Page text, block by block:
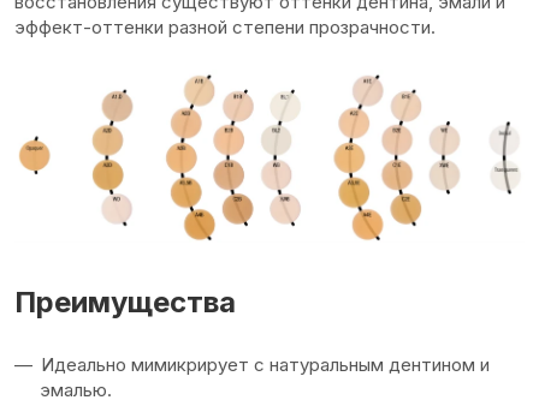
эффект-оттенки разной степени прозрачности.
Преимущества
Идеально мимикрирует с натуральным дентином и
эмалью.